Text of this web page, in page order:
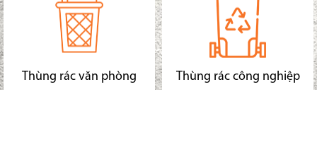
Thùng rác văn phòng Thùng rác công nghiệp